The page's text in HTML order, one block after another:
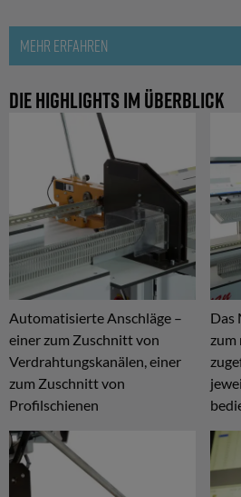
MEHR ERFAHREN
Die Highlights im Überblick
Automatisierte Anschläge –
einer zum Zuschnitt von
Verdrahtungskanälen, einer
zum Zuschnitt von
Profilschienen
Das
zum